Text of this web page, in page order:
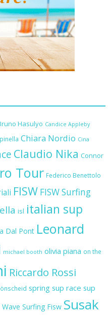
Hasulyo Candice Appleby
Chiara Nordio Cina
Claudio Nika Connor
Tour Federico Benettolo
FISW FISW Surfing
isl italian sup
Dal Pont Leonard
michael booth olivia piana on the
Riccardo Rossi
spring sup race sup
Wave Surfing Fisw Susak